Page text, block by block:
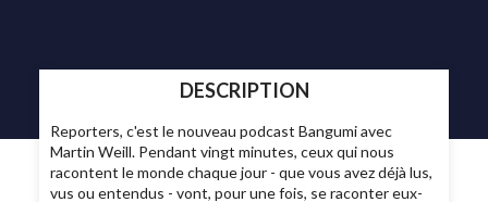
DESCRIPTION
Reporters, c'est le nouveau podcast Bangumi avec
Martin Weill. Pendant vingt minutes, ceux qui nous
racontent le monde chaque jour - que vous avez déjà lus,
vus ou entendus - vont, pour une fois, se raconter eux-